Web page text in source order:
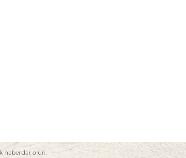
haberdar olun.